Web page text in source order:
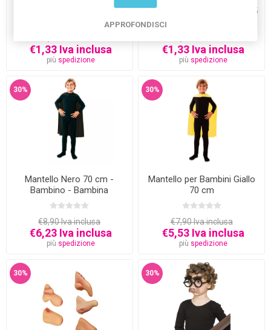
Majorette Pon Pon Giallo 55
€1,33 Iva inclusa
più spedizione
Majorette Pon Pon Verde 55
€1,33 Iva inclusa
più spedizione
30%
Mantello Nero 70 cm -
Bambino - Bambina
€8,90 Iva inclusa
€6,23 Iva inclusa
più spedizione
30%
Mantello per Bambini Giallo
70 cm
€7,90 Iva inclusa
€5,53 Iva inclusa
più spedizione
30% 30%
APPROFONDISCI